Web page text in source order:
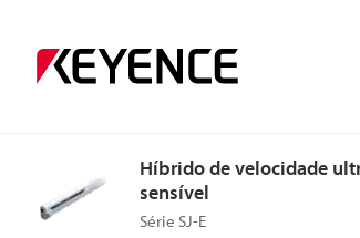
Híbrido de velocidade
sensível
Série SJ-E